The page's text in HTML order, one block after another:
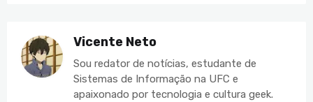
Vicente Neto
Sou redator de notícias, estudante de
Sistemas de Informação na UFC e
apaixonado por tecnologia e cultura geek.